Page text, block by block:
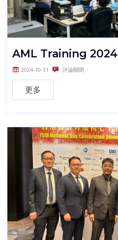
AML Training 2024
2024-10-31 評論關閉
更多